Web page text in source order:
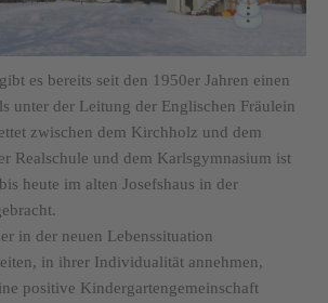
es bereits seit den 1950er Jahren einen
unter der Leitung der Englischen Fräulein
zwischen dem Kirchholz und dem
Realschule und dem Karlsgymnasium ist
heute im alten Josefshaus in der
in der neuen Lebenssituation
in ihrer Individualität annehmen,
positive Kindergartengemeinschaft